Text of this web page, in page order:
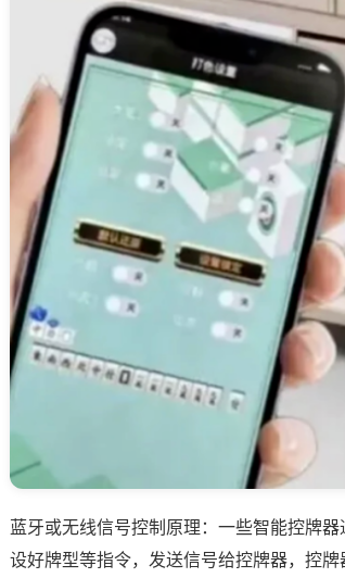
蓝牙或无线信号控制原理：一些智能控牌
设好牌型等指令，发送信号给控牌器，控